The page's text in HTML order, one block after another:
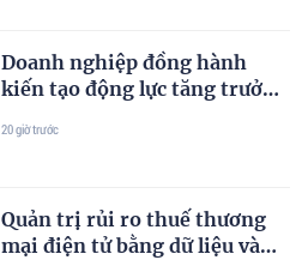
Doanh nghiệp đồng hành
kiến tạo động lực tăng trưởng
20 giờ trước
Quản trị rủi ro thuế thương
mại điện tử bằng dữ liệu và